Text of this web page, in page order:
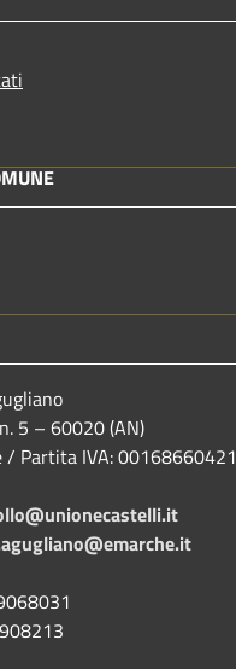
5 – 60020 (AN)
/ Partita IVA: 00168660421